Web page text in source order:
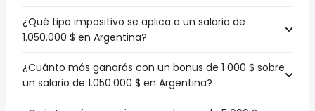
¿Qué tipo impositivo se aplica a un salario de
1.050.000 $ en Argentina?
¿Cuánto más ganarás con un bonus de 1 000 $ sobre
un salario de 1.050.000 $ en Argentina?